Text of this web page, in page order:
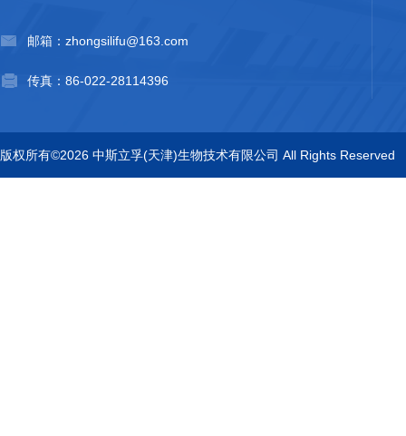
邮箱：zhongsilifu@163.com
传真：86-022-28114396
版权所有©2026 中斯立孚(天津)生物技术有限公司 All Rights Reserved